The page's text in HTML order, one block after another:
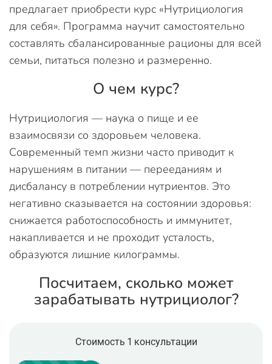
предлагает приобрести курс «Нутрициология
для себя». Программа научит самостоятельно
составлять сбалансированные рационы для всей
семьи, питаться полезно и размеренно.
О чем курс?
Нутрициология — наука о пище и ее
взаимосвязи со здоровьем человека.
Современный темп жизни часто приводит к
нарушениям в питании — перееданиям и
дисбалансу в потреблении нутриентов. Это
негативно сказывается на состоянии здоровья:
снижается работоспособность и иммунитет,
накапливается и не проходит усталость,
образуются лишние килограммы.
Посчитаем, сколько может
зарабатывать нутрициолог?
Стоимость 1 консультации